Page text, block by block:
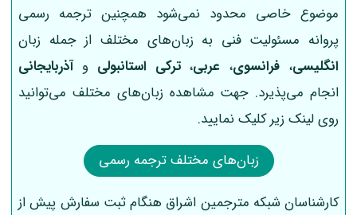
موضوع خاصی محدود نمی‌شود همچنین ترجمه رسمی
پروانه مسئولیت فنی به زبان‌های مختلف از جمله زبان
انگلیسی، فرانسوی، عربی،ترکی استانبولی وآذربایجانی
انجام می‌پذیرد. جهت مشاهده زبان‌های مختلف می‌توانید
روی لینک زیر کلیک نمایید.
زبان‌های مختلف ترجمه رسمی
کارشناسان شبکه مترجمین اشراق هنگام ثبت سفارش پیش از